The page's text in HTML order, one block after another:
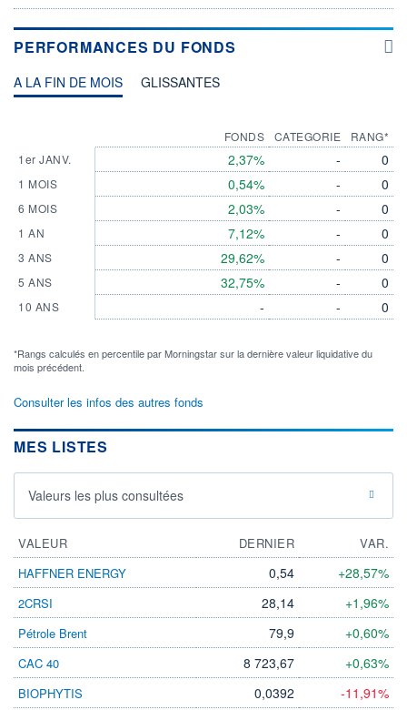
PERFORMANCES DU FONDS
A LA FIN DE MOIS GLISSANTES
1er JANV.
1 MOIS
6 MOIS
1 AN
3 ANS
5 ANS
10 ANS
FONDS
2,37%
0,54%
2,03%
7,12%
29,62%
32,75%
-
CATEGORIE
-
-
-
-
-
-
-
RANG*
0
0
0
0
0
0
0
*Rangs calculés en percentile par Morningstar sur la dernière valeur liquidative du
mois précédent.
Consulter les infos des autres fonds
MES LISTES
Valeurs les plus consultées
VALEUR DERNIER
VAR.
HAFFNER ENERGY
0,54 +28,57%
2CRSI 28,14 +1,96%
Pétrole Brent 79,9 +0,60%
CAC 40 8 723,67 +0,63%
BIOPHYTIS 0,0392 -11,91%